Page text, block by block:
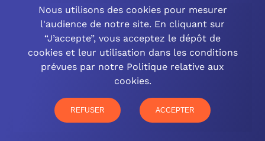
paiement contre les
cyberattaques ?
Il est essentiel d’utiliser des solutions de sécurité
avancées telles que le chiffrement des
transactions, l’authentification multifactorielle
(MFA) et les pare-feu. De plus, tenir le système
Nous utilisons des cookies pour mesurer
l'audience de notre site. En cliquant sur
“J’accepte”, vous acceptez le dépôt de
cookies et leur utilisation dans les conditions
prévues par notre Politique relative aux
cookies.
REFUSER ACCEPTER